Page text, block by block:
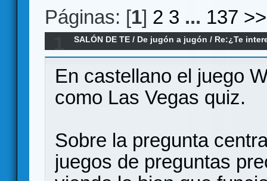
Páginas: [1] 2 3 ... 137 >>
SALÓN DE TE / De jugón a jugón / Re:¿Te
supervitaminado?
En castellano el juego
como Las Vegas quiz.
Sobre la pregunta
juegos de preguntas